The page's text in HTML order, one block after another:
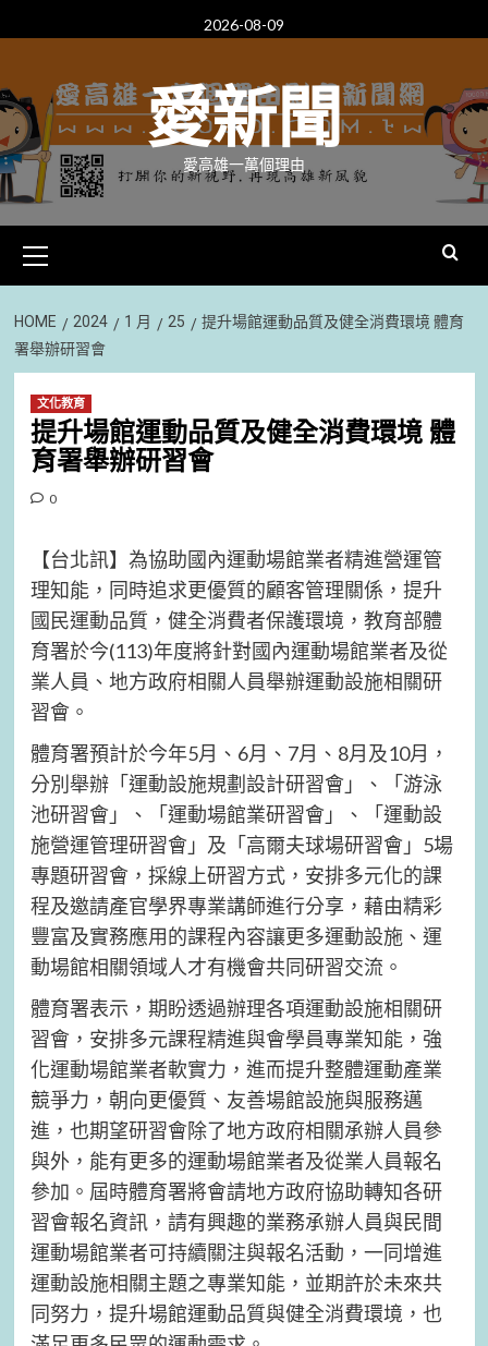
to
2026-08-09
愛新聞
愛高雄一萬個理由
Menu
HOME 2024 1 月 25
提升場館運動品質及健全消費環境 體育
署舉辦研習會
文化教育
提升場館運動品質及健全消費環境 體
育署舉辦研習會
0
【台北訊】為協助國內運動場館業者精進營運管
理知能，同時追求更優質的顧客管理關係，提升
國民運動品質，健全消費者保護環境，教育部體
育署於今(113)年度將針對國內運動場館業者及從
業人員、地方政府相關人員舉辦運動設施相關研
習會。
體育署預計於今年5月、6月、7月、8月及10月，
分別舉辦「運動設施規劃設計研習會」、「游泳
池研習會」、「運動場館業研習會」、「運動設
施營運管理研習會」及「高爾夫球場研習會」5場
專題研習會，採線上研習方式，安排多元化的課
程及邀請產官學界專業講師進行分享，藉由精彩
豐富及實務應用的課程內容讓更多運動設施、運
動場館相關領域人才有機會共同研習交流。
體育署表示，期盼透過辦理各項運動設施相關研
習會，安排多元課程精進與會學員專業知能，強
化運動場館業者軟實力，進而提升整體運動產業
競爭力，朝向更優質、友善場館設施與服務邁
進，也期望研習會除了地方政府相關承辦人員參
與外，能有更多的運動場館業者及從業人員報名
參加。屆時體育署將會請地方政府協助轉知各研
習會報名資訊，請有興趣的業務承辦人員與民間
運動場館業者可持續關注與報名活動，一同增進
運動設施相關主題之專業知能，並期許於未來共
同努力，提升場館運動品質與健全消費環境，也